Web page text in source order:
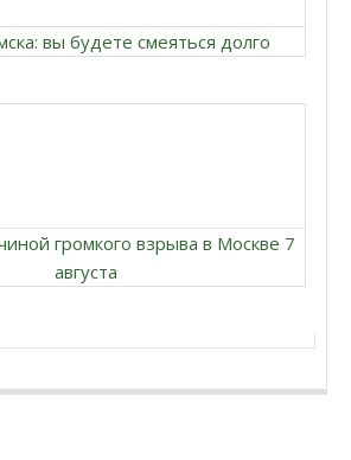
вы будете смеяться долго
громкого взрыва в Москве 7
августа